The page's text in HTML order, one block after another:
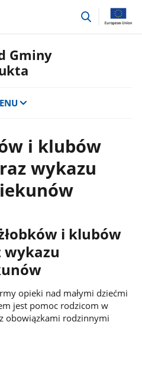
przejdź
Gminy
i klubów
wykazu
i klubów
wykazu
opieki nad małymi dziećmi
jest pomoc rodzicom w
obowiązkami rodzinnymi